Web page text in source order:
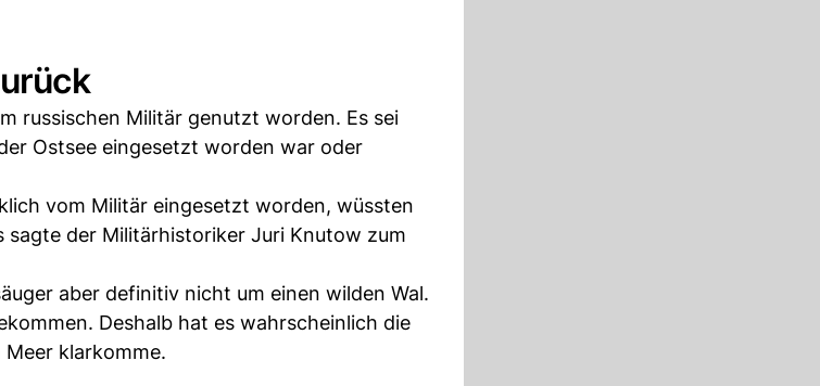
russischen Militär genutzt worden. Es sei
Ostsee eingesetzt worden war oder
vom Militär eingesetzt worden, wüssten
sagte der Militärhistoriker Juri Knutow zum
aber definitiv nicht um einen wilden Wal.
Deshalb hat es wahrscheinlich die
Meer klarkomme.